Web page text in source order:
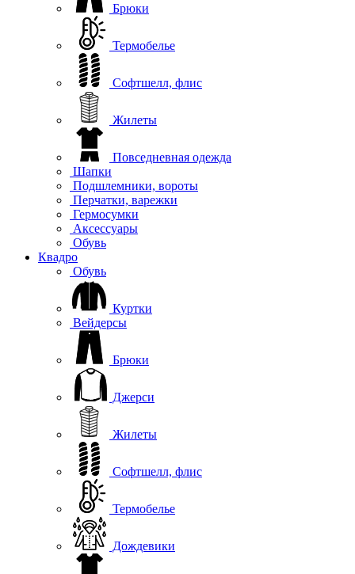
Брюки
Термобелье
Софтшелл, флис
Жилеты
Повседневная одежда
Шапки
Подшлемники, вороты
Перчатки, варежки
Гермосумки
Аксессуары
Обувь
Квадро
Обувь
Куртки
Вейдерсы
Брюки
Джерси
Жилеты
Софтшелл, флис
Термобелье
Дождевики